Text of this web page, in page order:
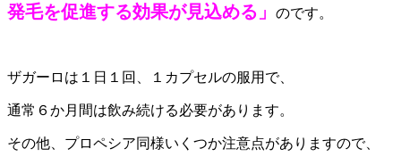
発毛を促進する効果が見込める」
のです。
ザガーロは１日１回、１カプセルの服用で、
通常６か月間は飲み続ける必要があります。
その他、プロペシア同様いくつか注意点がありますので、